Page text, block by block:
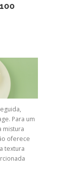
Para um
mistura
oferece
textura